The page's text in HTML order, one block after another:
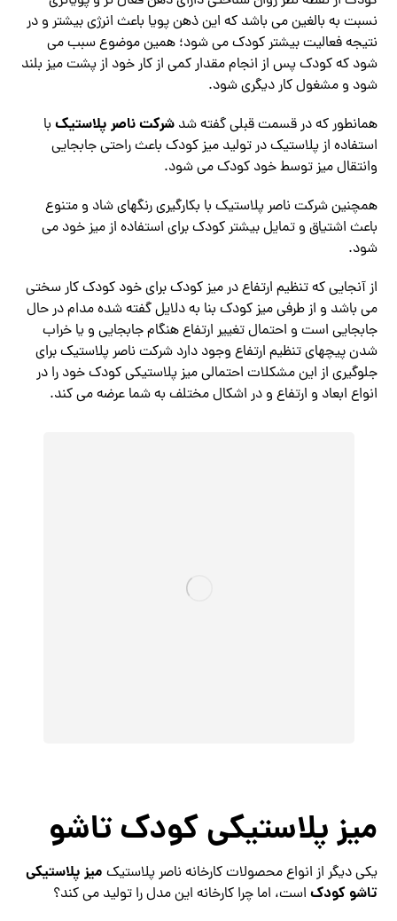
نسبت به بالغین می باشد که این ذهن پویا باعث انرژی بیشتر و در
نتیجه فعالیت بیشتر کودک می شود؛ همین موضوع سبب می
شود که کودک پس از انجام مقدار کمی از کار خود از پشت میز بلند
شود و مشغول کار دیگری شود.
همانطور که در قسمت قبلی گفته شدشرکت ناصر پلاستیک با
استفاده از پلاستیک در تولید میز کودک باعث راحتی جابجایی
وانتقال میز توسط خود کودک می شود.
همچنین شرکت ناصر پلاستیک با بکارگیری رنگهای شاد و متنوع
باعث اشتیاق و تمایل بیشتر کودک برای استفاده از میز خود می
شود.
از آنجایی که تنظیم ارتفاع در میز کودک برای خود کودک کار سختی
می باشد و از طرفی میز کودک بنا به دلایل گفته شده مدام در حال
جابجایی است و احتمال تغییر ارتفاع هنگام جابجایی و یا خراب
شدن پیچهای تنظیم ارتفاع وجود دارد شرکت ناصر پلاستیک برای
جلوگیری از این مشکلات احتمالی میز پلاستیکی کودک خود را در
انواع ابعاد و ارتفاع و در اشکال مختلف به شما عرضه می کند.
میز پلاستیکی کودک تاشو
یکی دیگر از انواع محصولات کارخانه ناصر پلاستیک میز پلاستیکی
تاشو کودک است، اما چرا کارخانه این مدل را تولید می کند؟